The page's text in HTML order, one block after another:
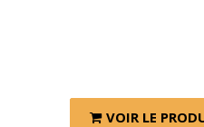
VOIR LE